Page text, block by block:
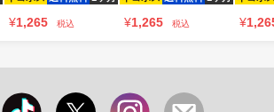
¥1,265 税込 ¥1,265 税込 ¥